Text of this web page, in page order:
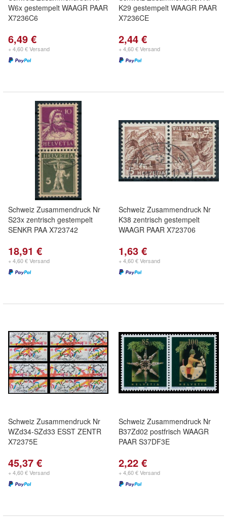
W6x gestempelt WAAGR PAAR
X7236C6
6,49 €
+ 4,60 € Versand
K29 gestempelt WAAGR PAAR
X7236CE
2,44 €
+ 4,60 € Versand
Schweiz Zusammendruck Nr
S23x zentrisch gestempelt
SENKR PAA X723742
18,91 €
+ 4,60 € Versand
Schweiz Zusammendruck Nr
K38 zentrisch gestempelt
WAAGR PAAR X723706
1,63 €
+ 4,60 € Versand
Schweiz Zusammendruck Nr
WZd34-SZd33 ESST ZENTR
X72375E
45,37 €
+ 4,60 € Versand
Schweiz Zusammendruck Nr
B37Zd02 postfrisch WAAGR
PAAR S37DF3E
2,22 €
+ 4,60 € Versand